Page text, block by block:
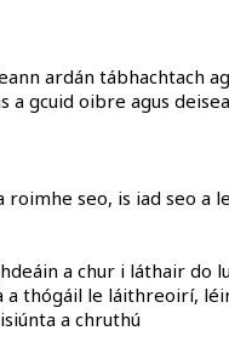
ardán tábhachtach
a gcuid oibre agus
seo, is iad seo a
a chur i láthair do
a thógáil le láithreoirí,
a chruthú